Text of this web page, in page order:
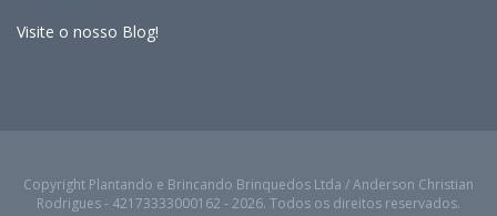
Visite o nosso Blog!
Copyright Plantando e Brincando Brinquedos Ltda / Anderson Christian
Rodrigues - 42173333000162 - 2026. Todos os direitos reservados.